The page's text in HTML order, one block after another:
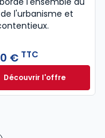
2025-2026 à 209,00 €
l'urbanisme et
€ TTC
Découvrir l'offre
Droit de
Dès